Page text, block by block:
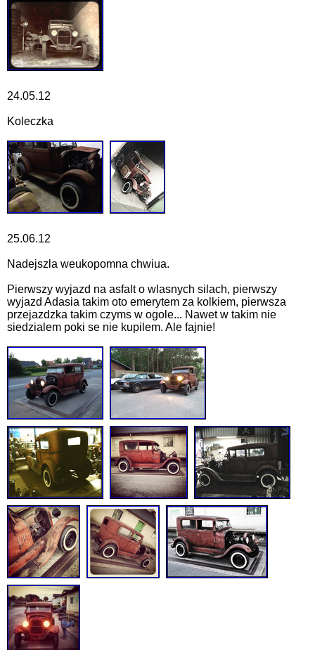
24.05.12
Koleczka
25.06.12
Nadejszla weukopomna chwiua.
Pierwszy wyjazd na asfalt o wlasnych silach, pierwszy
wyjazd Adasia takim oto emerytem za kolkiem, pierwsza
przejazdzka takim czyms w ogole... Nawet w takim nie
siedzialem poki se nie kupilem. Ale fajnie!